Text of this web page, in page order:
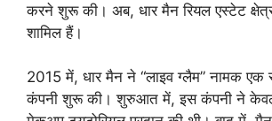
करने शुरू की। अब, धार मैन रियल एस्टेट
शामिल हैं।
2015 में, धार मैन ने “लाइव ग्लैम” नामक एक
कंपनी शुरू की। शुरुआत में, इस कंपनी ने